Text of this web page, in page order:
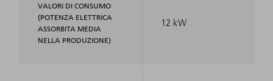
VALORI DI CONSUMO
(POTENZA ELETTRICA
ASSORBITA MEDIA
NELLA PRODUZIONE)
12 kW